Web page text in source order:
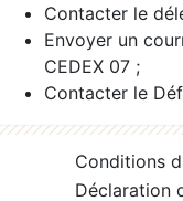
Contacter le
Envoyer un
CEDEX 07 ;
Contacter le
Conditions
Déclaration